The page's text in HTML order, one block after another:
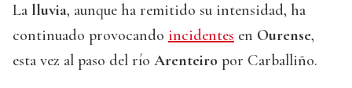
La lluvia, aunque ha remitido su intensidad, ha
continuado provocando incidentes en Ourense,
esta vez al paso del río Arenteiro por Carballiño.